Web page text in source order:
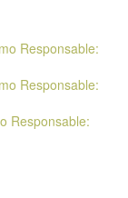
Responsable:
Responsable:
Responsable: